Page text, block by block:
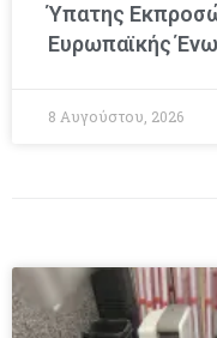
Ύπατης
Ευρωπαϊκής
8 Αυγούστου, 2026